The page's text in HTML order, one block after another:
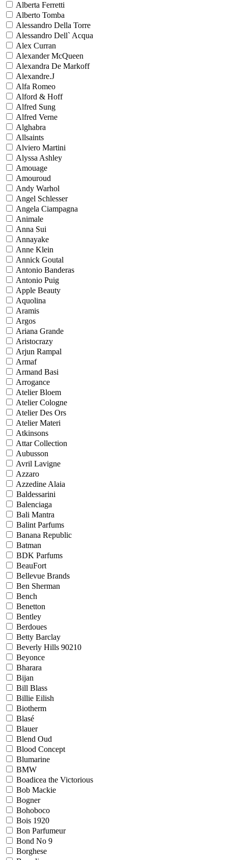
Alberta Ferretti
Alberto Tomba
Alessandro Della Torre
Alessandro Dell` Acqua
Alex Curran
Alexander McQueen
Alexandra De Markoff
Alexandre.J
Alfa Romeo
Alford & Hoff
Alfred Sung
Alfred Verne
Alghabra
Allsaints
Alviero Martini
Alyssa Ashley
Amouage
Amouroud
Andy Warhol
Angel Schlesser
Angela Ciampagna
Animale
Anna Sui
Annayake
Anne Klein
Annick Goutal
Antonio Banderas
Antonio Puig
Apple Beauty
Aquolina
Aramis
Argos
Ariana Grande
Aristocrazy
Arjun Rampal
Armaf
Armand Basi
Arrogance
Atelier Bloem
Atelier Cologne
Atelier Des Ors
Atelier Materi
Atkinsons
Attar Collection
Aubusson
Avril Lavigne
Azzaro
Azzedine Alaia
Baldessarini
Balenciaga
Bali Mantra
Balint Parfums
Banana Republic
Batman
BDK Parfums
BeauFort
Bellevue Brands
Ben Sherman
Bench
Benetton
Bentley
Berdoues
Betty Barclay
Beverly Hills 90210
Beyonce
Bharara
Bijan
Bill Blass
Billie Eilish
Biotherm
Blasé
Blauer
Blend Oud
Blood Concept
Blumarine
BMW
Boadicea the Victorious
Bob Mackie
Bogner
Bohoboco
Bois 1920
Bon Parfumeur
Bond No 9
Borghese